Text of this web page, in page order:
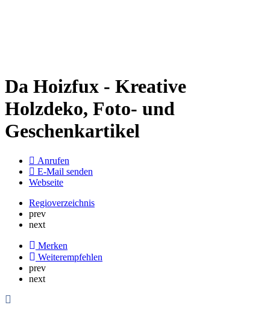
Da Hoizfux - Kreative
Holzdeko, Foto- und
Geschenkartikel
Anrufen
E-Mail senden
Webseite
Regioverzeichnis
prev
next
Merken
Weiterempfehlen
prev
next